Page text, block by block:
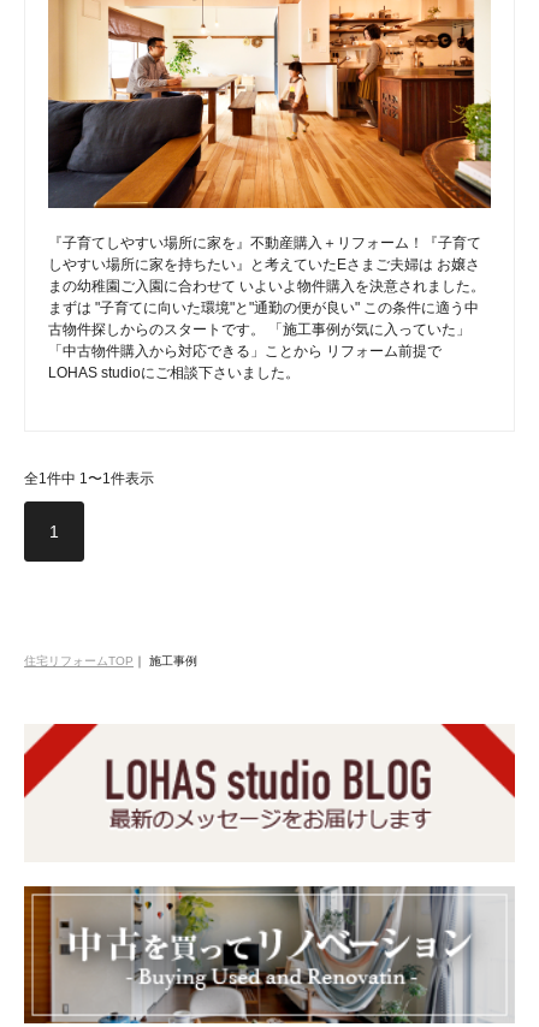
『子育てしやすい場所に家を』不動産購入＋リフォーム！『子育て
しやすい場所に家を持ちたい』と考えていたEさまご夫婦は お嬢さ
まの幼稚園ご入園に合わせて いよいよ物件購入を決意されました。
まずは "子育てに向いた環境"と"通勤の便が良い" この条件に適う中
古物件探しからのスタートです。 「施工事例が気に入っていた」
「中古物件購入から対応できる」ことから リフォーム前提で
LOHAS studioにご相談下さいました。
全1件中 1〜1件表示
1
住宅リフォームTOP ｜ 施工事例